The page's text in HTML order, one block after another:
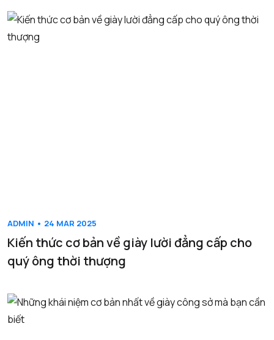
ADMIN • 24 MAR 2025
Kiến thức cơ bản về giày lười đẳng cấp cho
quý ông thời thượng